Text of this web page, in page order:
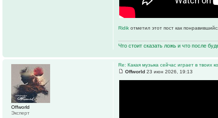
Ridik отметил этот пост как
Что стоит сказать ложь и что после
Re: Какая музыка сейчас играет в твоих
Offworld 23 июн 2026, 19:13
Offworld
Эксперт